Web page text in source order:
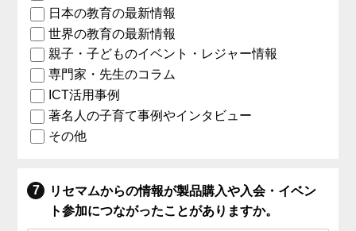
日本の教育の最新情報
世界の教育の最新情報
親子・子どものイベント・レジャー情報
専門家・先生のコラム
ICT活用事例
著名人の子育て事例やインタビュー
その他
リセマムからの情報が製品購入や入会・イベン
ト参加につながったことがありますか。